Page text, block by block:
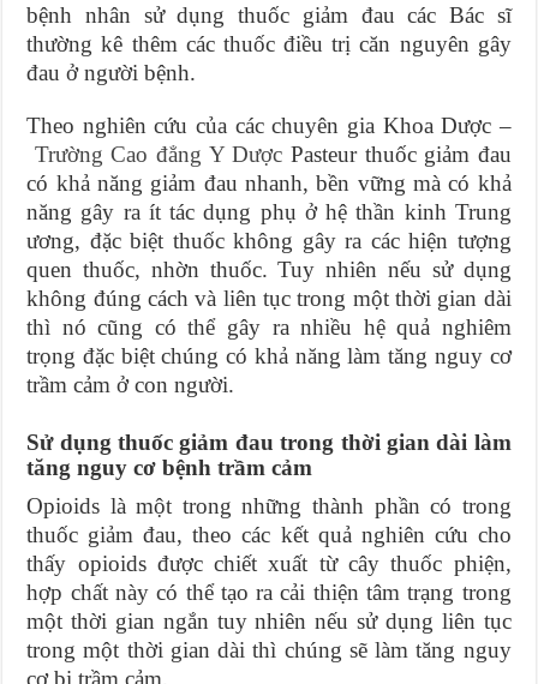
bệnh nhân sử dụng thuốc giảm đau các Bác sĩ
thường kê thêm các thuốc điều trị căn nguyên gây
đau ở người bệnh.
Theo nghiên cứu của các chuyên gia Khoa Dược –
Trường Cao đẳng Y Dược Pasteur thuốc giảm đau
có khả năng giảm đau nhanh, bền vững mà có khả
năng gây ra ít tác dụng phụ ở hệ thần kinh Trung
ương, đặc biệt thuốc không gây ra các hiện tượng
quen thuốc, nhờn thuốc. Tuy nhiên nếu sử dụng
không đúng cách và liên tục trong một thời gian dài
thì nó cũng có thể gây ra nhiều hệ quả nghiêm
trọng đặc biệt chúng có khả năng làm tăng nguy cơ
trầm cảm ở con người.
Sử dụng thuốc giảm đau trong thời gian dài làm
tăng nguy cơ bệnh trầm cảm
Opioids là một trong những thành phần có trong
thuốc giảm đau, theo các kết quả nghiên cứu cho
thấy opioids được chiết xuất từ cây thuốc phiện,
hợp chất này có thể tạo ra cải thiện tâm trạng trong
một thời gian ngắn tuy nhiên nếu sử dụng liên tục
trong một thời gian dài thì chúng sẽ làm tăng nguy
cơ bị trầm cảm.